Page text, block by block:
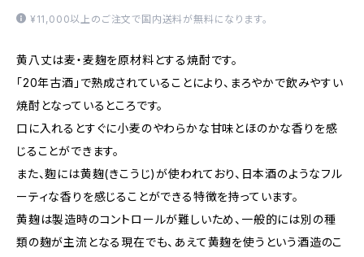
¥11,000以上のご注文で国内送料が無料になります。
黄八丈は麦・麦麹を原材料とする焼酎です。
「20年古酒」で熟成されていることにより、まろやかで飲みやすい
焼酎となっているところです。
口に入れるとすぐに小麦のやわらかな甘味とほのかな香りを感
じることができます。
また、麴には黄麹(きこうじ)が使われており、日本酒のようなフル
ーティな香りを感じることができる特徴を持っています。
黄麹は製造時のコントロールが難しいため、一般的には別の種
類の麹が主流となる現在でも、あえて黄麹を使うという酒造のこ